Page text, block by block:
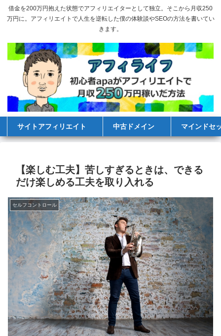
借金を200万円抱えた状態でアフィリエイターとして独立。そこから月収250
万円に。アフィリエイトで人生を逆転した僕の体験談やSEOの方法を書いてい
きます。
サイトアフィリエイト 中古ドメイン マインドセ
【楽しむ工夫】苦しすぎるときは、できる
だけ楽しめる工夫を取り入れる
セルフコントロール